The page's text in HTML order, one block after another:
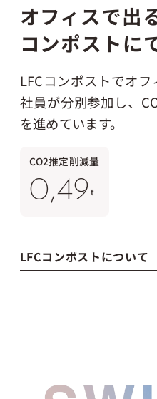
オフィスで出
コンポストに
LFCコンポストでオフ
社員が分別参加し、
を進めています。
CO2推定削減量
0,49t
LFCコンポストについて